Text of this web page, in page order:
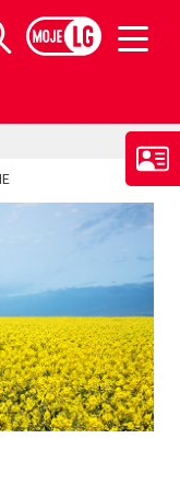
siewnego
Szukaj